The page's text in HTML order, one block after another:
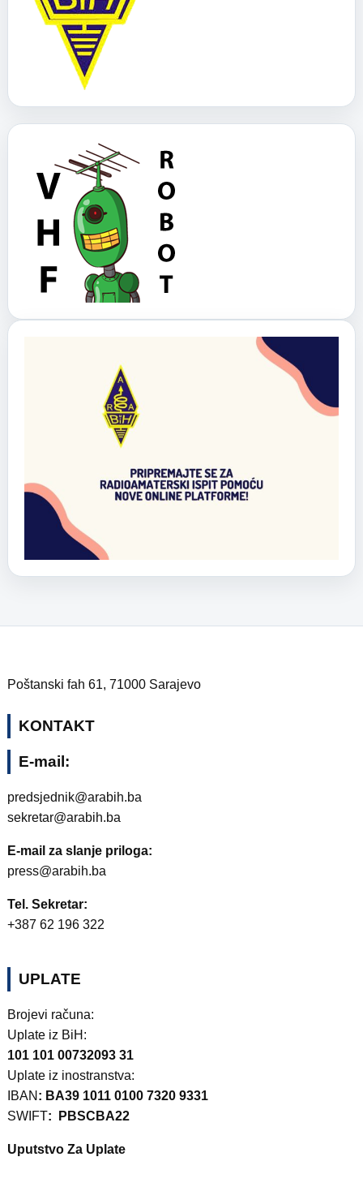
Poštanski fah 61, 71000 Sarajevo
KONTAKT
E-mail:
predsjednik@arabih.ba
sekretar@arabih.ba
E-mail za slanje priloga:
press@arabih.ba
Tel. Sekretar:
+387 62 196 322
UPLATE
Brojevi računa:
Uplate iz BiH:
101 101 00732093 31
Uplate iz inostranstva:
IBAN : BA39 1011 0100 7320 9331
SWIFT: PBSCBA22
Uputstvo Za Uplate